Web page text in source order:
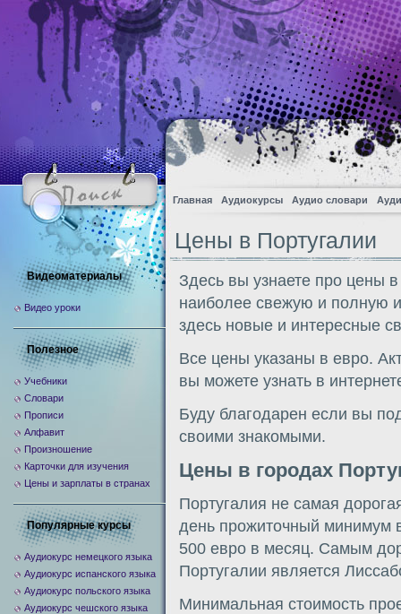
Главная Аудиокурсы Аудио словари
Цены в Португалии
Здесь вы узнаете про цены
наиболее свежую и полную
здесь новые и интересные
Все цены указаны в евро.
вы можете узнать в
Буду благодарен если вы
своими знакомыми.
Цены в городах
Португалия не самая
день прожиточный минимум
500 евро в месяц. Самым
Португалии является
Минимальная стоимость
Видеоматериалы
Видео уроки
Полезное
Учебники
Словари
Прописи
Алфавит
Произношение
Карточки для изучения
Цены и зарплаты в странах
Популярные курсы
Аудиокурс немецкого языка
Аудиокурс испанского языка
Аудиокурс польского языка
Аудиокурс чешского языка